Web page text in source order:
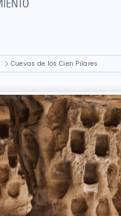
Cuevas de los Cien Pilares